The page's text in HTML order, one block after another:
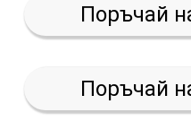
Поръчай
Поръчай